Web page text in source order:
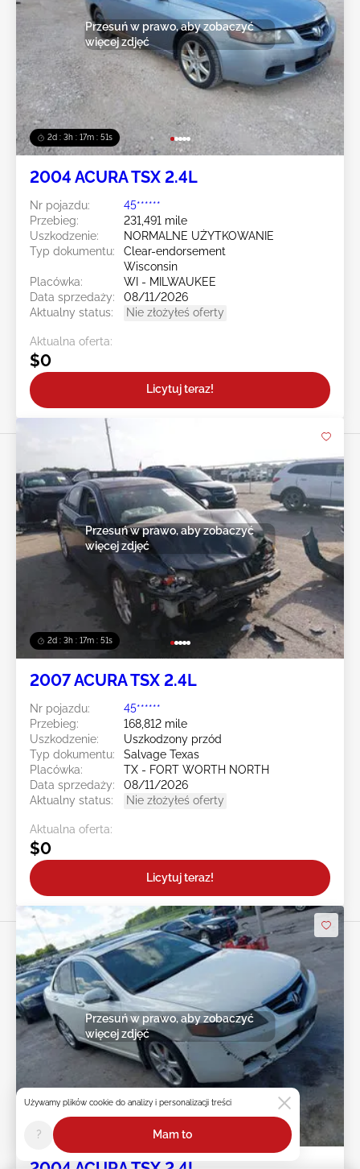
2d : 3h : 17m : 48s
Przesuń w prawo, aby zobaczyć
więcej zdjęć
2004 ACURA TSX 2.4L
Nr pojazdu:
45******
Przebieg:
231,491 mile
Uszkodzenie:
NORMALNE UŻYTKOWANIE
Typ dokumentu:
Clear-endorsement
Wisconsin
Placówka:
WI - MILWAUKEE
Data sprzedaży:
08/11/2026
Aktualny status:
Nie złożyłeś oferty
Aktualna oferta:
$0
Licytuj teraz!
2d : 3h : 17m : 48s
Przesuń w prawo, aby zobaczyć
więcej zdjęć
2007 ACURA TSX 2.4L
Nr pojazdu:
45******
Przebieg:
168,812 mile
Uszkodzenie:
Uszkodzony przód
Typ dokumentu:
Salvage Texas
Placówka:
TX - FORT WORTH NORTH
Data sprzedaży:
08/11/2026
Aktualny status:
Nie złożyłeś oferty
Aktualna oferta:
$0
Licytuj teraz!
2d : 3h : 17m : 48s
Przesuń w prawo, aby zobaczyć
więcej zdjęć
Używamy plików cookie do analizy i personalizacji treści
? Mam to